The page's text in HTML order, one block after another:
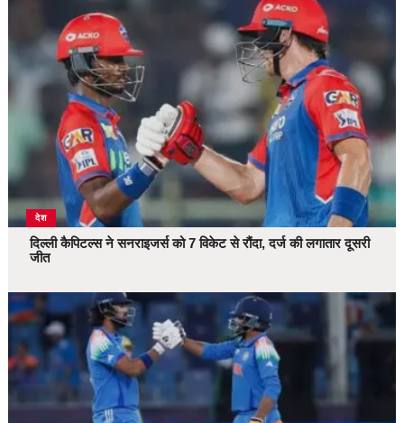
देश
दिल्ली कैपिटल्स ने सनराइजर्स को 7 विकेट से रौंदा, दर्ज की लगातार दूसरी
जीत